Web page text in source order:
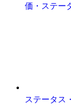
価・ステー
ステータス